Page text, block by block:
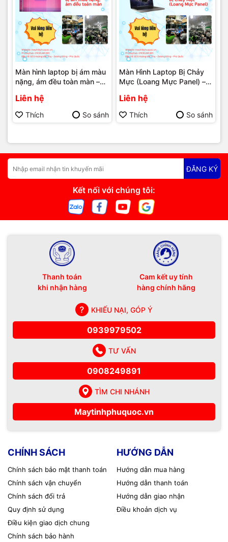
Màn hình laptop bị ám màu
nặng, ám đều toàn màn –
Phú Quốc | Máy Tính Phú
Quốc | Vi Tính Hải Đăng
Liên hệ
Thích So sánh
Màn Hình Laptop Bị Chảy
Mực (Loang Mực Panel) –
Phú Quốc | Máy Tính Phú
Quốc | Vi Tính Hải Đăng
Liên hệ
Thích So sánh
ĐĂNG KÝ
Kết nối với chúng tôi:
Thanh toán
khi nhận hàng
Cam kết uy tính
hàng chính hãng
KHIẾU NẠI, GÓP Ý
0939979502
TƯ VẤN
0908249891
TÌM CHI NHÁNH
Maytinhphuquoc.vn
CHÍNH SÁCH
Chính sách bảo mật thanh toán
Chính sách vận chuyển
Chính sách đổi trả
Quy định sử dụng
Điều kiện giao dịch chung
Chính sách bảo hành
HƯỚNG DẪN
Hướng dẫn mua hàng
Hướng dẫn thanh toán
Hướng dẫn giao nhận
Điều khoản dịch vụ